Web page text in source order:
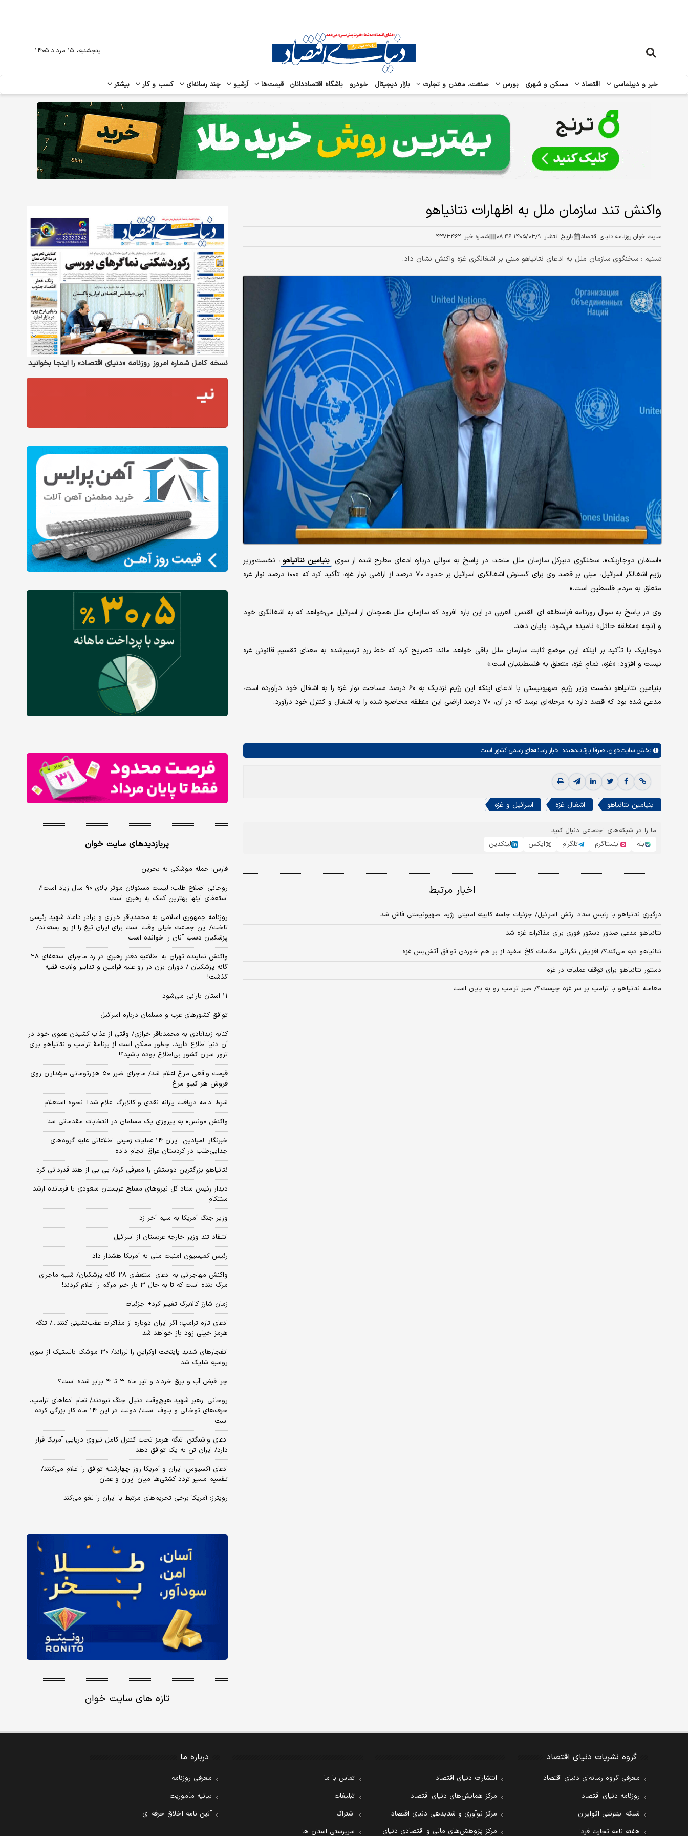
خبر و دیپلماسی اقتصاد مسکن و شهری بورس صنعت، معدن و تجارت بازار دیجیتال خودرو باشگاه اقتصاددانان قیمت‌ها آرشیو چند رسانه‌ای کسب و کار بیشتر
پنجشنبه، ۱۵ مرداد ۱۴۰۵
واکنش تند سازمان ملل به اظهارات نتانیاهو
سایت خوان روزنامه دنیای اقتصاد تاریخ انتشار :۱۴۰۵/۰۳/۹ ۰۸:۴۶ شماره خبر :۴۲۷۳۴۶۲
تسنیم : سخنگوی سازمان ملل به ادعای نتانیاهو مبنی بر اشغالگری غزه واکنش نشان داد.
«استفان دوجاریک»، سخنگوی دبیرکل سازمان ملل متحد، در پاسخ به سوالی درباره ادعای مطرح شده از سوی بنیامین نتانیاهو ، نخست‌وزیر
رژیم اشغالگر اسرائیل، مبنی بر قصد وی برای گسترش اشغالگری اسرائیل بر حدود ۷۰ درصد از اراضی نوار غزه، تأکید کرد که «۱۰۰ درصد نوار غزه
متعلق به مردم فلسطین است.»
وی در پاسخ به سوال روزنامه فرامنطقه ای القدس العربی در این باره افزود که سازمان ملل همچنان از اسرائیل می‌خواهد که به اشغالگری خود
و آنچه «منطقه حائل» نامیده می‌شود، پایان دهد.
دوجاریک با تأکید بر اینکه این موضع ثابت سازمان ملل باقی خواهد ماند، تصریح کرد که خط زردِ ترسیم‌شده به معنای تقسیم قانونی غزه
نیست و افزود: «غزه، تمامِ غزه، متعلق به فلسطینیان است.»
بنیامین نتانیاهو نخست وزیر رژیم صهیونیستی با ادعای اینکه این رژیم نزدیک به ۶۰ درصد مساحت نوار غزه را به اشغال خود درآورده است،
مدعی شده بود که قصد دارد به مرحله‌ای برسد که در آن، ۷۰ درصد اراضی این منطقه محاصره شده را به اشغال و کنترل خود درآورد.
بخش سایت‌خوان، صرفا بازتاب‌دهنده اخبار رسانه‌های رسمی کشور است.
بنیامین نتانیاهو اشغال غزه اسرائیل و غزه
ما را در شبکه‌های اجتماعی دنبال کنید
بله
اینستاگرم تلگرام ایکس لینکدین
اخبار مرتبط
درگیری نتانیاهو با رئیس ستاد ارتش اسرائیل/ جزئیات جلسه کابینه امنیتی رژیم صهیونیستی فاش شد
نتانیاهو مدعی صدور دستور فوری برای مذاکرات غزه شد
نتانیاهو دبه می‌کند؟/ افزایش نگرانی مقامات کاخ سفید از بر هم خوردن توافق آتش‌بس غزه
دستور نتانیاهو برای توقف عملیات در غزه
معامله نتانیاهو با ترامپ بر سر غزه چیست؟/ صبر ترامپ رو به پایان است
نسخه کامل شماره امروز روزنامه «دنیای‌ اقتصاد» را اینجا بخوانید
پربازدیدهای سایت خوان
فارس: حمله موشکی به بحرین
روحانی اصلاح طلب: ‌لیست مسئولان موثر بالای ۹۰ سال زیاد است!/
استعفای اینها بهترین کمک به رهبری است
روزنامه جمهوری اسلامی به محمدباقر خرازی و برادر داماد شهید رئیسی
تاخت/ این جماعت خیلی وقت است برای ایران تیغ را از رو بسته‌اند/
پزشکیان دستِ آنان را خوانده است
واکنش نماینده تهران به اطلاعیه دفتر رهبری در رد ماجرای استعفای ۲۸
گانه پزشکیان / دوران بزن در رو علیه فرامین و تدابیر ولایت فقیه
گذشت!
۱۱ استان بارانی می‌شود
توافق کشورهای عرب و مسلمان درباره اسرائیل
کنایه زیدآبادی به محمدباقر خرازی/ وقتی از عذاب کشیدن عموی خود در
آن دنیا اطلاع دارید، چطور ممکن است از برنامهٔ ترامپ و نتانیاهو برای
ترور سران کشور بی‌اطلاع بوده باشید؟!
قیمت واقعی مرغ اعلام شد/ ماجرای ضرر ۵۰ هزارتومانی مرغداران روی
فروش هر کیلو مرغ
شرط ادامه دریافت یارانه نقدی و کالابرگ اعلام شد+ نحوه استعلام
واکنش «ونس» به پیروزی یک مسلمان در انتخابات مقدماتی سنا
خبرنگار المیادین: ایران ۱۴ عملیات زمینی اطلاعاتی علیه گروه‌های
جدایی‌طلب در کردستان عراق انجام داده
نتانیاهو بزرگترین دوستش را معرفی کرد/ بی بی از هند قدردانی کرد
دیدار رئیس ستاد کل نیروهای مسلح عربستان سعودی با فرمانده ارشد
سنتکام
وزیر جنگ آمریکا به سیم آخر زد
انتقاد تند وزیر خارجه عربستان از اسرائیل
رئیس کمیسیون امنیت ملی به آمریکا هشدار داد
واکنش مهاجرانی به ادعای استعفای ۲۸ گانه پزشکیان/ شبیه ماجرای
مرگ بنده است که تا به حال ۳ بار خبر مرگم را اعلام کردند!
زمان شارژ کالابرگ تغییر کرد+ جزئیات
ادعای تازه ترامپ: اگر ایران دوباره از مذاکرات عقب‌نشینی کنند.../ تنگه
هرمز خیلی زود باز خواهد شد
انفجارهای شدید پایتخت اوکراین را لرزاند/ ۳۰ موشک بالستیک از سوی
روسیه شلیک شد
چرا قبض آب و برق خرداد و تیر ماه ۳ تا ۴ برابر شده است؟
روحانی: رهبر شهید هیچ‌وقت دنبال جنگ نبودند/ تمام ادعاهای ترامپ،
حرف‌های توخالی و بلوف است/ دولت در این ۱۴ ماه کار بزرگی کرده
است
ادعای واشنگتن: تنگه هرمز تحت کنترل کامل نیروی دریایی آمریکا قرار
دارد/ ایران تن به یک توافق دهد
ادعای آکسیوس: ایران و آمریکا روز چهارشنبه توافق را اعلام می‌کنند/
تقسیم مسیر تردد کشتی‌ها میان ایران و عمان
رویترز: آمریکا برخی تحریم‌های مرتبط با ایران را لغو می‌کند
تازه های سایت خوان
گروه نشریات دنیای اقتصاد
معرفی گروه رسانه‌ای دنیای اقتصاد
روزنامه دنیای اقتصاد
شبکه اینترنتی اکوایران
هفته نامه تجارت فردا
انتشارات دنیای اقتصاد
مرکز همایش‌های دنیای اقتصاد
مرکز نوآوری و شتابدهی دنیای اقتصاد
مرکز پژوهش‌های مالی و اقتصادی دنیای
تماس با ما
تبلیغات
اشتراک
سرپرستی استان ها
درباره ما
معرفی روزنامه
بیانیه مأموریت
آئین نامه اخلاق حرفه ای